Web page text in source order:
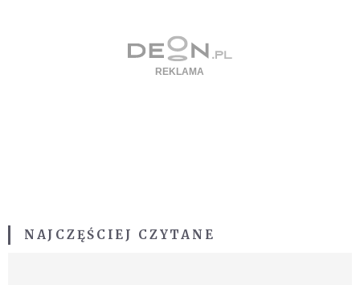
NAJCZĘŚCIEJ CZYTANE